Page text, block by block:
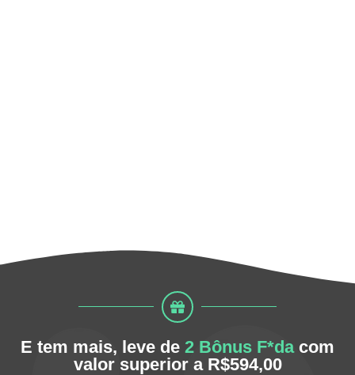
E tem mais, leve de 2 Bônus F*dacom
valor superior a R$594,00